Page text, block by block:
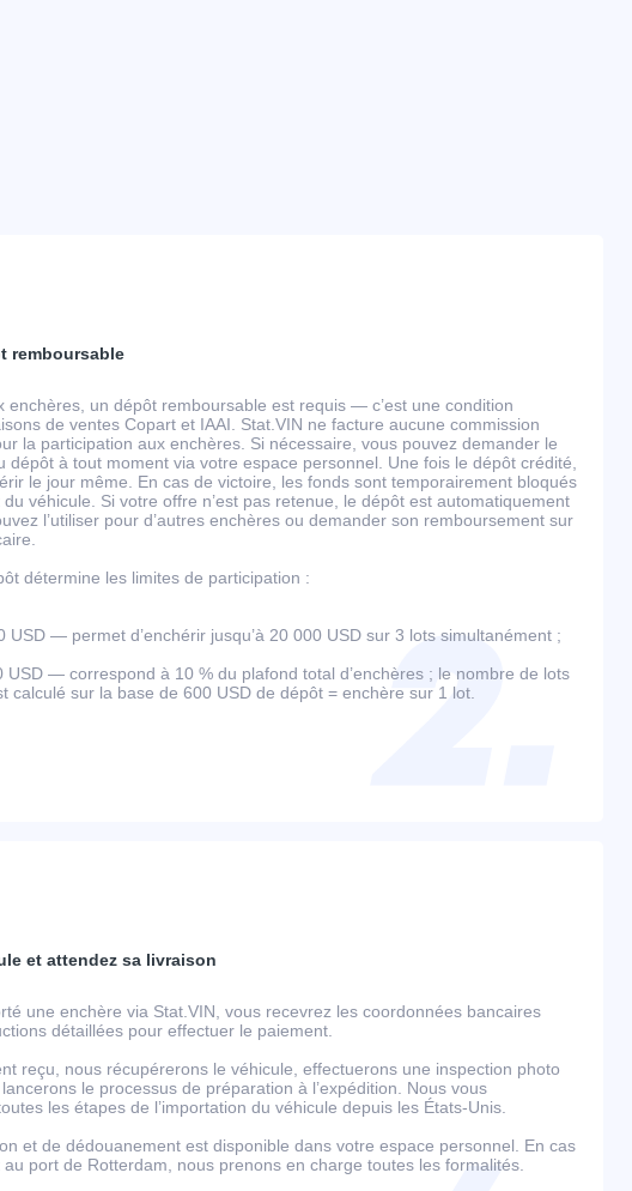
remboursable
enchères, un dépôt remboursable est requis — c’est une condition
de ventes Copart et IAAI. Stat.VIN ne facture aucune commission
la participation aux enchères. Si nécessaire, vous pouvez demander le
dépôt à tout moment via votre espace personnel. Une fois le dépôt crédité,
le jour même. En cas de victoire, les fonds sont temporairement bloqués
du véhicule. Si votre offre n’est pas retenue, le dépôt est automatiquement
l’utiliser pour d’autres enchères ou demander son remboursement sur
détermine les limites de participation :
USD — permet d’enchérir jusqu’à 20 000 USD sur 3 lots simultanément ;
USD — correspond à 10 % du plafond total d’enchères ; le nombre de lots
calculé sur la base de 600 USD de dépôt = enchère sur 1 lot.
et attendez sa livraison
une enchère via Stat.VIN, vous recevrez les coordonnées bancaires
détaillées pour effectuer le paiement.
reçu, nous récupérerons le véhicule, effectuerons une inspection photo
le processus de préparation à l’expédition. Nous vous
les étapes de l’importation du véhicule depuis les États-Unis.
et de dédouanement est disponible dans votre espace personnel. En cas
port de Rotterdam, nous prenons en charge toutes les formalités.